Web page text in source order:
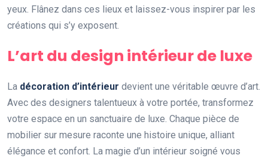
yeux. Flânez dans ces lieux et laissez-vous inspirer par les
créations qui s’y exposent.
L’art du design intérieur de luxe
La décoration d’intérieur devient une véritable œuvre d’art.
Avec des designers talentueux à votre portée, transformez
votre espace en un sanctuaire de luxe. Chaque pièce de
mobilier sur mesure raconte une histoire unique, alliant
élégance et confort. La magie d’un intérieur soigné vous